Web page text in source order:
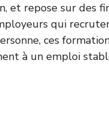
et repose sur des
qui
ces
à un emploi